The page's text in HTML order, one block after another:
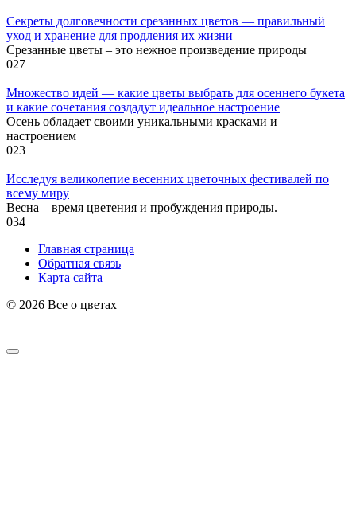
Секреты долговечности срезанных цветов — правильный
уход и хранение для продления их жизни
Срезанные цветы – это нежное произведение природы
027
Множество идей — какие цветы выбрать для осеннего букета
и какие сочетания создадут идеальное настроение
Осень обладает своими уникальными красками и
настроением
023
Исследуя великолепие весенних цветочных фестивалей по
всему миру
Весна – время цветения и пробуждения природы.
034
Главная страница
Обратная связь
Карта сайта
© 2026 Все о цветах